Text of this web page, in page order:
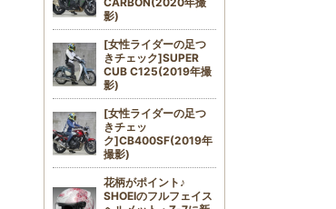
影)
[女性ライダーの足つ
きチェック]SUPER
CUB C125(2019年撮
影)
[女性ライダーの足つ
きチェッ
ク]CB400SF(2019年
撮影)
花柄がポイント♪
SHOEIのフルフェイス